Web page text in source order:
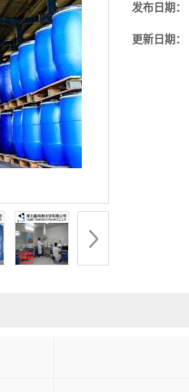
发布日期：
更新日期：